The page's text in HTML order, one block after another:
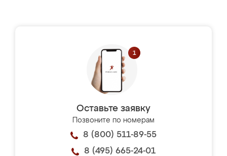
Оставьте заявку
Позвоните по номерам
8 (800) 511-89-55
8 (495) 665-24-01